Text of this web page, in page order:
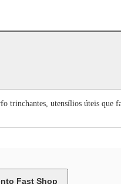
utensílios úteis que
Fast Shop